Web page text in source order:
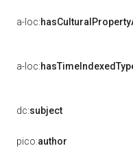
a-loc:
a-loc:
dc:subject
pico:author